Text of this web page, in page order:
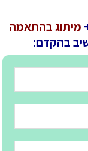
מיתוג בהתאמה
בהקדם: